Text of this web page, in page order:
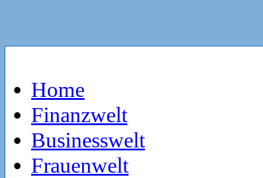
Home
Finanzwelt
Businesswelt
Frauenwelt